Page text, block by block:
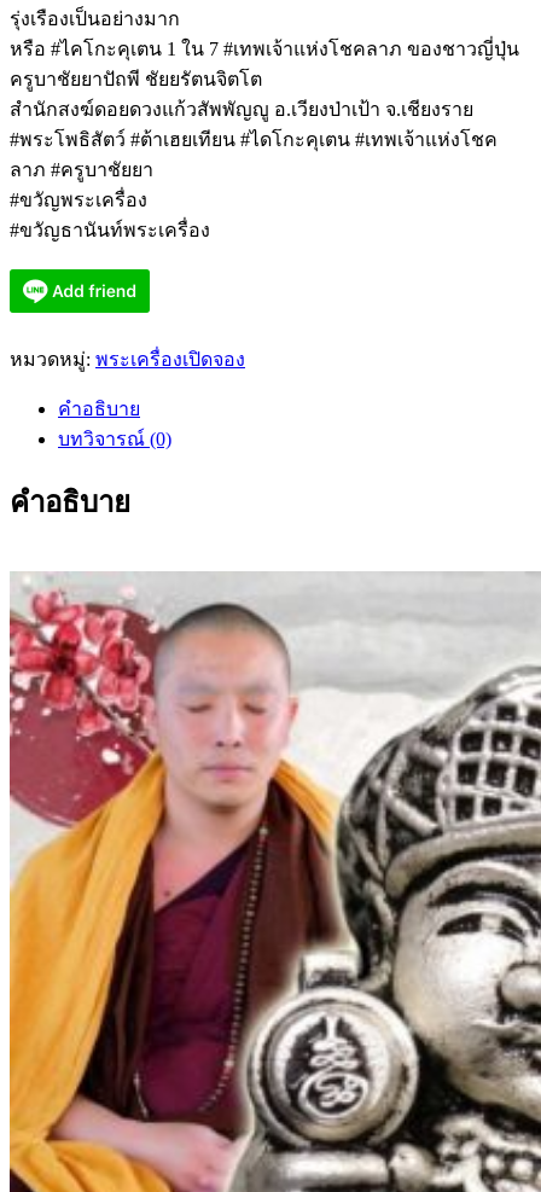
รุ่งเรืองเป็นอย่างมาก
หรือ #ไคโกะคุเตน 1 ใน 7 #เทพเจ้าแห่งโชคลาภ ของชาวญี่ปุ่น
ครูบาชัยยาปัถพี ชัยยรัตนจิตโต
สำนักสงฆ์ดอยดวงแก้วสัพพัญญู อ.เวียงป่าเป้า จ.เชียงราย
#พระโพธิสัตว์ #ต้าเฮยเทียน #ไดโกะคุเตน #เทพเจ้าแห่งโชค
ลาภ #ครูบาชัยยา
#ขวัญพระเครื่อง
#ขวัญธานันท์พระเครื่อง
หมวดหมู่: พระเครื่องเปิดจอง
คำอธิบาย
บทวิจารณ์ (0)
คำอธิบาย